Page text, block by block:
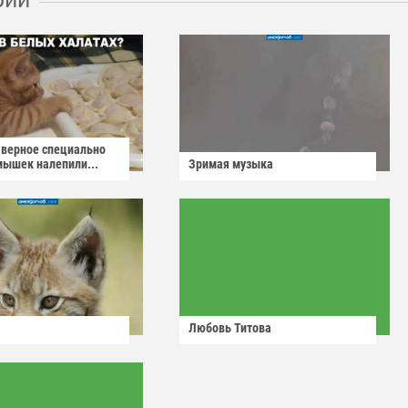
специально
налепили...
Зримая музыка
Любовь Титова